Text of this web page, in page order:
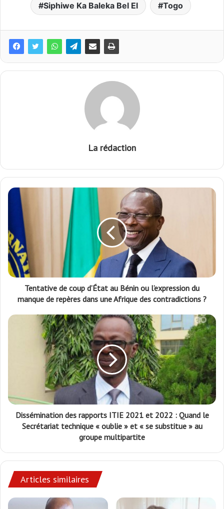
Siphiwe Ka Baleka Bel El Togo
La rédaction
Tentative de coup d’État au Bénin ou l’expression du
manque de repères dans une Afrique des contradictions ?
Dissémination des rapports ITIE 2021 et 2022 : Quand le
Secrétariat technique « oublie » et « se substitue » au
groupe multipartite
Articles similaires